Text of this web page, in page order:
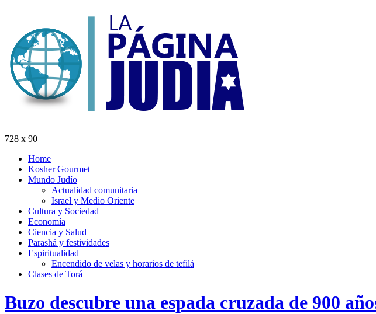
728 x 90
Home
Kosher Gourmet
Mundo Judío
Actualidad comunitaria
Israel y Medio Oriente
Cultura y Sociedad
Economía
Ciencia y Salud
Parashá y festividades
Espiritualidad
Encendido de velas y horarios de tefilá
Clases de Torá
Buzo descubre una espada cruzada de 900